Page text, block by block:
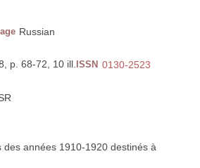
Russian
p. 68-72, 10 ill. ISSN 0130-2523
des années 1910-1920 destinés à